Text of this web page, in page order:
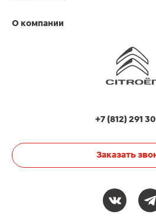
О компании
+7 (812) 291
Заказать